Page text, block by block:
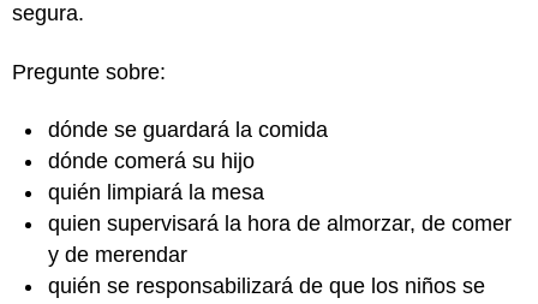
segura.
Pregunte sobre:
dónde se guardará la comida
dónde comerá su hijo
quién limpiará la mesa
quien supervisará la hora de almorzar, de comer
y de merendar
quién se responsabilizará de que los niños se